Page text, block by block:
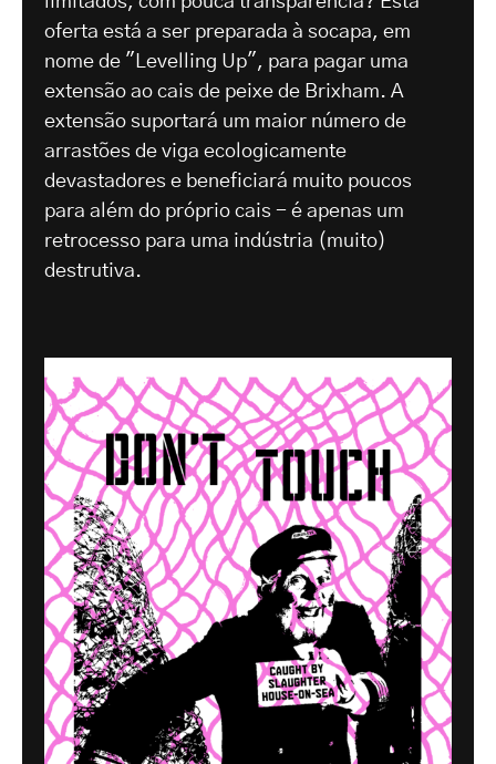
oferta está a ser preparada à socapa, em
nome de "Levelling Up", para pagar uma
extensão ao cais de peixe de Brixham. A
extensão suportará um maior número de
arrastões de viga ecologicamente
devastadores e beneficiará muito poucos
para além do próprio cais - é apenas um
retrocesso para uma indústria (muito)
destrutiva.